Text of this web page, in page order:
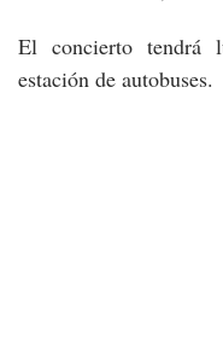
El concierto tendrá
estación de autobuses.